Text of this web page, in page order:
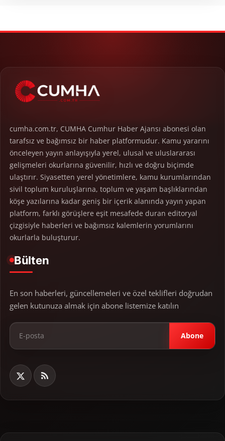
cumha.com.tr, CUMHA Cumhur Haber Ajansı abonesi olan
tarafsız ve bağımsız bir haber platformudur. Kamu yararını
önceleyen yayın anlayışıyla yerel, ulusal ve uluslararası
gelişmeleri okurlarına güvenilir, hızlı ve doğru biçimde
ulaştırır. Siyasetten yerel yönetimlere, kamu kurumlarından
sivil toplum kuruluşlarına, toplum ve yaşam başlıklarından
köşe yazılarına kadar geniş bir içerik alanında yayın yapan
platform, farklı görüşlere eşit mesafede duran editoryal
çizgisiyle haberleri ve bağımsız kalemlerin yorumlarını
okurlarla buluşturur.
Bülten
En son haberleri, güncellemeleri ve özel teklifleri doğrudan
gelen kutunuza almak için abone listemize katılın
Abone